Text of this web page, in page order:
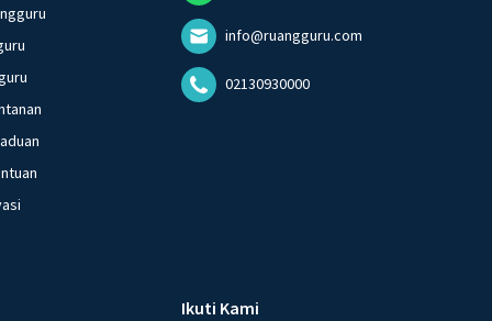
info@ruangguru.com
02130930000
Ikuti Kami